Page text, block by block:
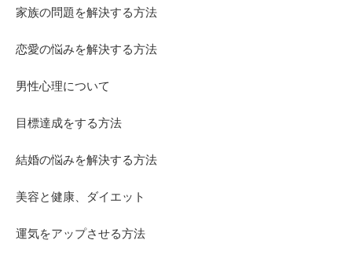
家族の問題を解決する方法
恋愛の悩みを解決する方法
男性心理について
目標達成をする方法
結婚の悩みを解決する方法
美容と健康、ダイエット
運気をアップさせる方法